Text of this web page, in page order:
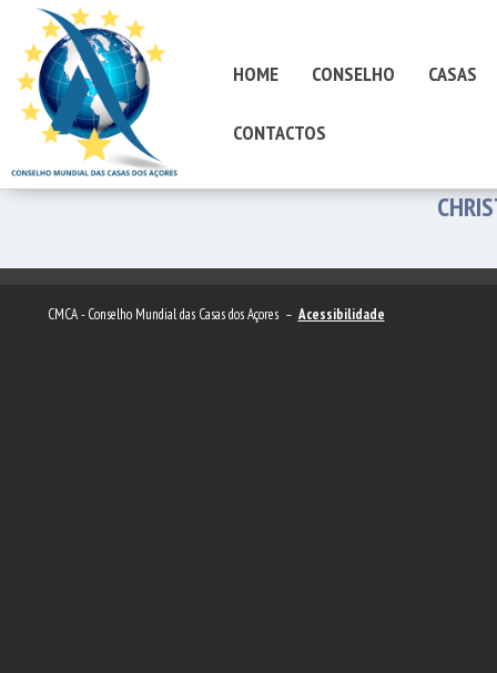
HOME CONSELHO CASAS
CONTACTOS
CMCA - Conselho Mundial das Casas dos Açores – Acessibilidade